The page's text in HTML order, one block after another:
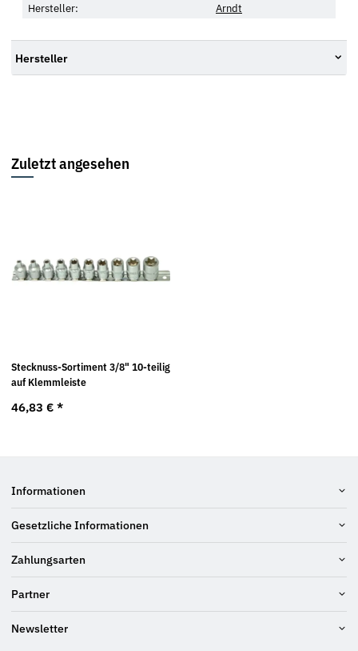
Hersteller:
Arndt
Hersteller
Zuletzt angesehen
Stecknuss-Sortiment 3/8" 10-teilig
auf Klemmleiste
46,83 € *
Informationen
Gesetzliche Informationen
Zahlungsarten
Partner
Newsletter